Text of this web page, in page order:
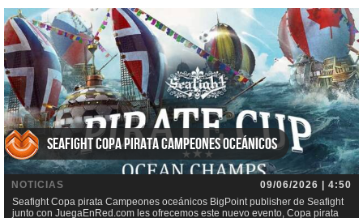
Seafight Copa pirata Campeones oceánicos
NOTICIAS
09/06/2026 | 4:50
Seafight Copa pirata Campeones oceánicos BigPoint publisher de Seafight
junto con JuegaEnRed.com les ofrecemos este nuevo evento, Copa pirata